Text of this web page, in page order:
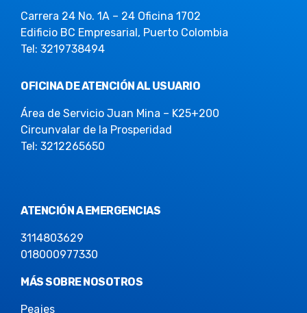
Carrera 24 No. 1A – 24 Oficina 1702
Edificio BC Empresarial, Puerto Colombia
Tel: 3219738494
OFICINA DE ATENCIÓN AL USUARIO
Área de Servicio Juan Mina – K25+200
Circunvalar de la Prosperidad
Tel: 3212265650
ATENCIÓN A EMERGENCIAS
3114803629
018000977330
MÁS SOBRE NOSOTROS
Peajes